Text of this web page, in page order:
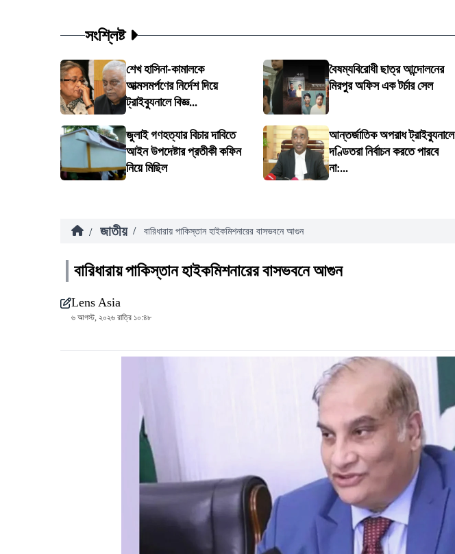
সংশ্লিষ্ট
শেখ হাসিনা-কামালকে
আত্মসমর্পণের নির্দেশ দিয়ে
ট্রাইব্যুনালে বিজ্ঞ...
বৈষম্যবিরোধী ছাত্র আন্দোলনের
মিরপুর অফিস এক টর্চার সেল
জুলাই গণহত্যার বিচার দাবিতে
আইন উপদেষ্টার প্রতীকী কফিন
নিয়ে মিছিল
আন্তর্জাতিক অপরাধ ট্রাইব্যুনালে
দণ্ডিতরা নির্বাচন করতে পারবে
না:...
/ জাতীয় / বারিধারায় পাকিস্তান হাইকমিশনারের বাসভবনে আগুন
বারিধারায় পাকিস্তান হাইকমিশনারের বাসভবনে আগুন
Lens Asia
৬ আগস্ট, ২০২৬ রাত্রি ১০:৪৮